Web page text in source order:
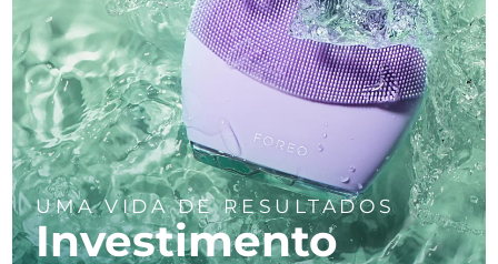
UMA VIDA DE RESULTADOS
Investimento